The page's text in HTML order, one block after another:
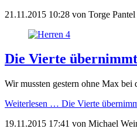
21.11.2015 10:28 von Torge Pantel
Die Vierte
Wir mussten gestern ohne Max bei
Weiterlesen … Die Vierte
19.11.2015 17:41 von Michael